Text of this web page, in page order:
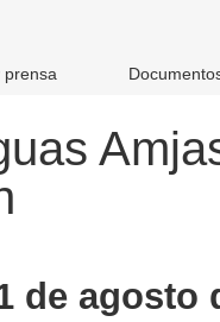
prensa
de agosto